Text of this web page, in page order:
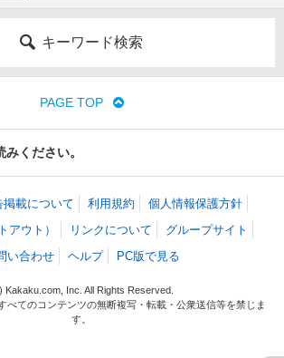
キーワード検索
PAGE TOP
ください。
掲載について 利用規約
個人情報保護方針
アウト）
リンクについて
グループサイト
い合わせ
ヘルプ PC版で見る
Kakaku.com, Inc. All Rights Reserved.
べてのコンテンツの無断複写・転載・公衆送信等を禁じま
す。